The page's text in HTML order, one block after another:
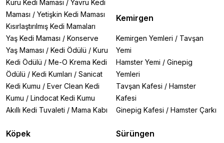
Kuru Kedi Maması / Yavru Kedi
Maması / Yetişkin Kedi Maması
Kısırlaştırılmış Kedi Mamaları
Yaş Kedi Maması / Konserve
Yaş Maması / Kedi Ödülü / Kuru
Kedi Ödülü / Me-O Krema Kedi
Ödülü / Kedi Kumları / Sanicat
Kedi Kumu / Ever Clean Kedi
Kumu / Lindocat Kedi Kumu
Akıllı Kedi Tuvaleti / Mama Kabı
Köpek
Kemirgen
Kemirgen Yemleri / Tavşan
Yemi
Hamster Yemi / Ginepig
Yemleri
Tavşan Kafesi / Hamster
Kafesi
Ginepig Kafesi / Hamster Çarkı
Sürüngen